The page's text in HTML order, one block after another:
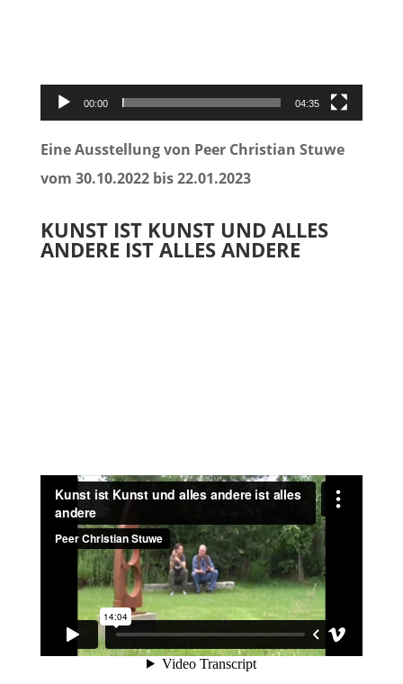
00:00 04:35
Eine Ausstellung von Peer Christian Stuwe
vom 30.10.2022 bis 22.01.2023
KUNST IST KUNST UND ALLES
ANDERE IST ALLES ANDERE